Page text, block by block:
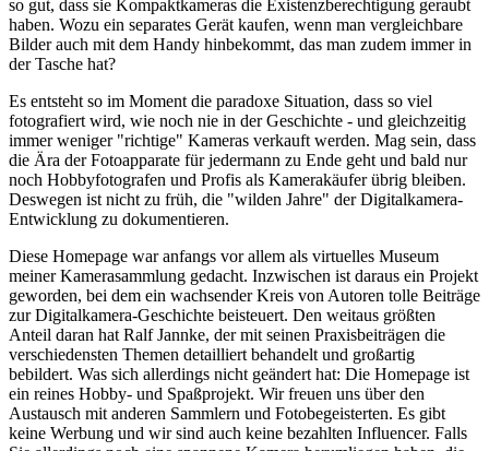
so gut, dass sie Kompaktkameras die Existenzberechtigung geraubt
haben. Wozu ein separates Gerät kaufen, wenn man vergleichbare
Bilder auch mit dem Handy hinbekommt, das man zudem immer in
der Tasche hat?
Es entsteht so im Moment die paradoxe Situation, dass so viel
fotografiert wird, wie noch nie in der Geschichte - und gleichzeitig
immer weniger "richtige" Kameras verkauft werden. Mag sein, dass
die Ära der Fotoapparate für jedermann zu Ende geht und bald nur
noch Hobbyfotografen und Profis als Kamerakäufer übrig bleiben.
Deswegen ist nicht zu früh, die "wilden Jahre" der Digitalkamera-
Entwicklung zu dokumentieren.
Diese Homepage war anfangs vor allem als virtuelles Museum
meiner Kamerasammlung gedacht. Inzwischen ist daraus ein Projekt
geworden, bei dem ein wachsender Kreis von Autoren tolle Beiträge
zur Digitalkamera-Geschichte beisteuert. Den weitaus größten
Anteil daran hat Ralf Jannke, der mit seinen Praxisbeiträgen die
verschiedensten Themen detailliert behandelt und großartig
bebildert. Was sich allerdings nicht geändert hat: Die Homepage ist
ein reines Hobby- und Spaßprojekt. Wir freuen uns über den
Austausch mit anderen Sammlern und Fotobegeisterten. Es gibt
keine Werbung und wir sind auch keine bezahlten Influencer. Falls